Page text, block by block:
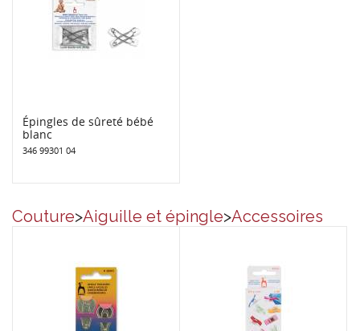
Épingles de sûreté bébé
blanc
346 99301 04
Couture>Aiguille et épingle>Accessoires